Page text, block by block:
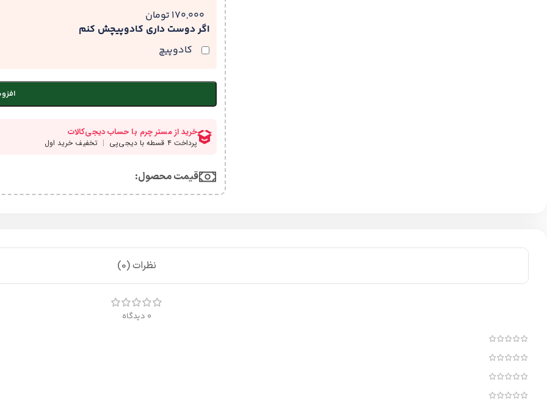
اگر دوست داری کادوپیچش کنم
کادوپیچ
170,000 تومان
قیمت محصول:​
نظرات (0)
0 دیدگاه